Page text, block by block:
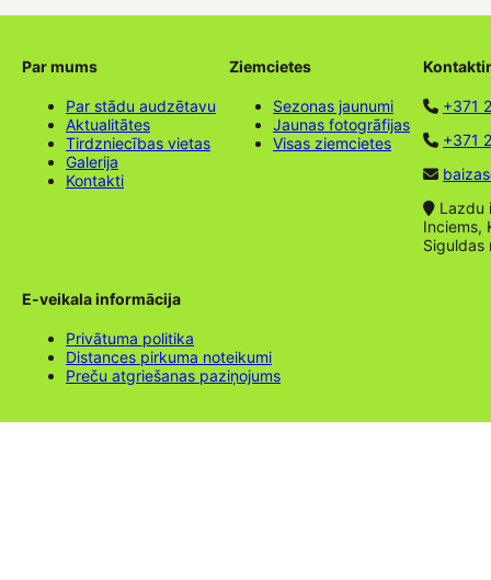
Par mums
Par stādu audzētavu
Aktualitātes
Tirdzniecības vietas
Galerija
Kontakti
Ziemcietes
Sezonas jaunumi
Jaunas fotogrāfijas
Visas ziemcietes
+371
+371
Lazdu
Inciems,
Siguldas
E-veikala informācija
Privātuma politika
Distances pirkuma noteikumi
Preču atgriešanas paziņojums